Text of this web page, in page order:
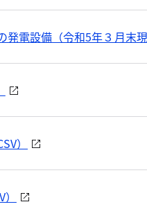
発電設備（令和5年３月末
）